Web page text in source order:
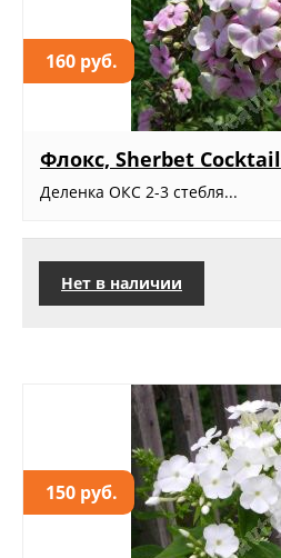
160 руб.
Флокс, Sherbet Cocktail
Деленка ОКС 2-3 стебля...
Нет в наличии
150 руб.